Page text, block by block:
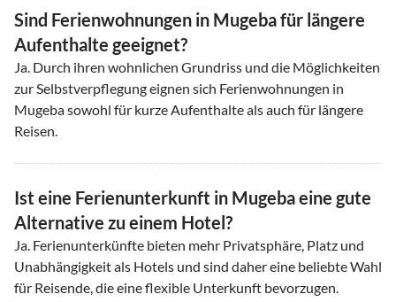
Sind Ferienwohnungen in Mugeba für längere
Aufenthalte geeignet?
Ja. Durch ihren wohnlichen Grundriss und die Möglichkeiten
zur Selbstverpflegung eignen sich Ferienwohnungen in
Mugeba sowohl für kurze Aufenthalte als auch für längere
Reisen.
Ist eine Ferienunterkunft in Mugeba eine gute
Alternative zu einem Hotel?
Ja. Ferienunterkünfte bieten mehr Privatsphäre, Platz und
Unabhängigkeit als Hotels und sind daher eine beliebte Wahl
für Reisende, die eine flexible Unterkunft bevorzugen.